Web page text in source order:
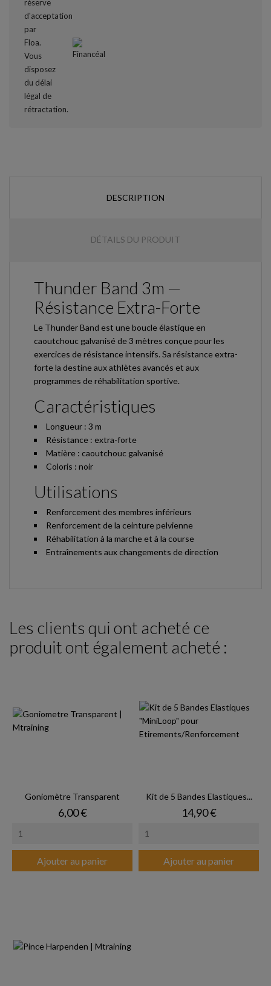
DESCRIPTION
DÉTAILS DU PRODUIT
Thunder Band 3m —
Résistance Extra-Forte
Le Thunder Band est une boucle élastique en
caoutchouc galvanisé de 3 mètres conçue pour les
exercices de résistance intensifs. Sa résistance extra-
forte la destine aux athlètes avancés et aux
programmes de réhabilitation sportive.
Caractéristiques
Longueur : 3 m
Résistance : extra-forte
Matière : caoutchouc galvanisé
Coloris : noir
Utilisations
Renforcement des membres inférieurs
Renforcement de la ceinture pelvienne
Réhabilitation à la marche et à la course
Entraînements aux changements de direction
Les clients qui ont acheté ce
produit ont également acheté :
Goniomètre Transparent
Prix
6,00 €
Ajouter au panier
Kit de 5 Bandes Elastiques...
Prix
14,90 €
Ajouter au panier